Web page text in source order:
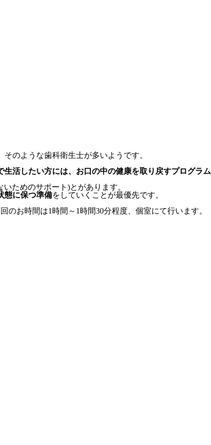
のような歯科衛生士が多いようです。
生活したい方には、お口の中の健康を取り戻すプログラム
ためのサポート)とがあります。
態に保つ準備をしていくことが最優先です。
のお時間は1時間～1時間30分程度、個室にて行います。